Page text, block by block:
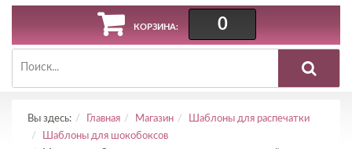
КОРЗИНА: 0
Вы здесь: Главная Магазин
Шаблоны для распечатки
Шаблоны для шокобоксов